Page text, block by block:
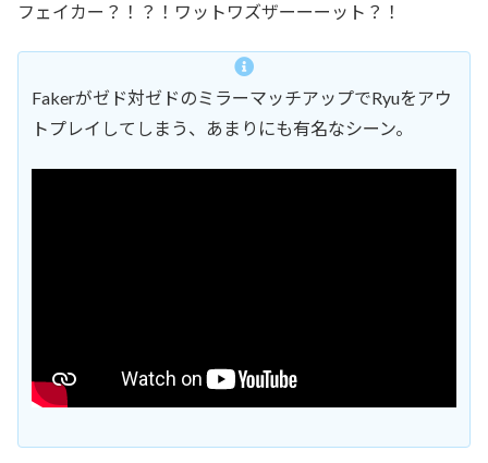
フェイカー？！？！ワットワズザーーーット？！
Fakerがゼド対ゼドのミラーマッチアップでRyuをアウ
トプレイしてしまう、あまりにも有名なシーン。